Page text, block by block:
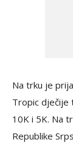
Na trku je
Tropic dječije
10K i 5K. Na
Republike